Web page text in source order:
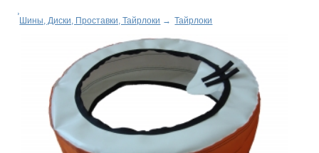
Шины, Диски, Проставки, Тайрлоки → Тайрлоки